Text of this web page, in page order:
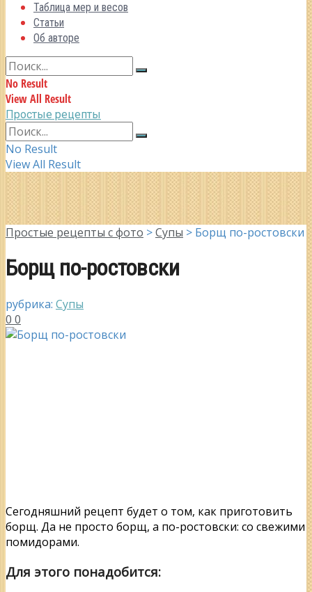
Таблица мер и весов
Статьи
Об авторе
No Result
View All Result
Простые рецепты
No Result
View All Result
Простые рецепты с фото >Супы > Борщ по-ростовски
Борщ по-ростовски
рубрика: Супы
0 0
Сегодняшний рецепт будет о том, как приготовить
борщ. Да не просто борщ, а по-ростовски: со свежими
помидорами.
Для этого понадобится: